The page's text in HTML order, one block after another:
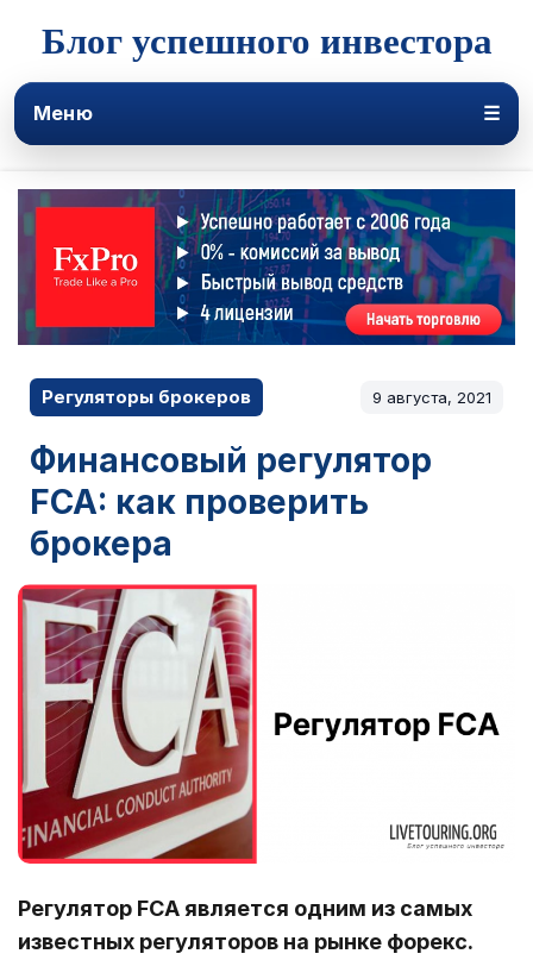
Блог успешного инвестора
Меню ☰
Регуляторы брокеров 9 августа, 2021
Финансовый регулятор
FCA: как проверить
брокера
Регулятор FCA является одним из самых
известных регуляторов на рынке форекс.